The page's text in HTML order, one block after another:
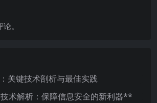
。
关键技术剖析与最佳实践
术解析：保障信息安全的新利器**